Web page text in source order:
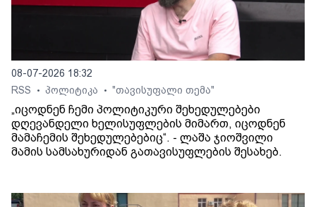
08-07-2026 18:32
RSS
• პოლიტიკა • "თავისუფალი თემა"
„იცოდნენ ჩემი პოლიტიკური შეხედულებები
დღევანდელი ხელისუფლების მიმართ, იცოდნენ
მამაჩემის შეხედულებებიც“. - ლაშა ჯიოშვილი
მამის სამსახურიდან გათავისუფლების შესახებ.